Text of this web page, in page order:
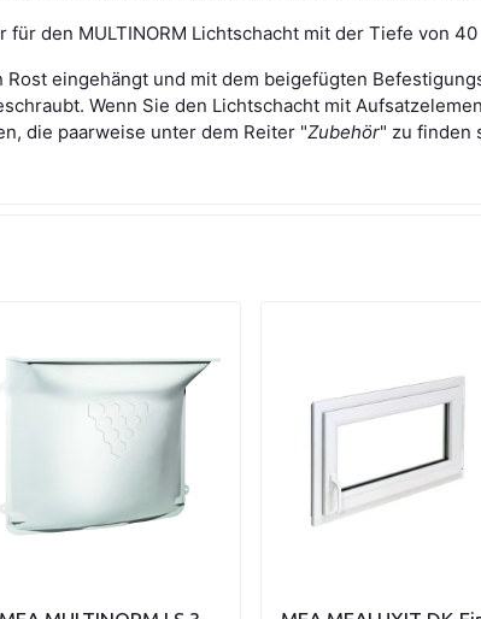
für den MULTINORM Lichtschacht mit der Tiefe von
eingehängt und mit dem beigefügten
Wenn Sie den Lichtschacht mit
die paarweise unter dem Reiter "Zubehör" zu finden